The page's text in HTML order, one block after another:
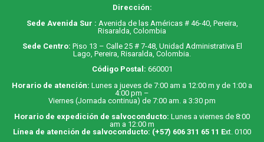
Dirección:
Sede Avenida Sur : Avenida de las Américas # 46-40, Pereira,
Risaralda, Colombia
Sede Centro: Piso 13 – Calle 25 # 7-48, Unidad Administrativa El
Lago, Pereira, Risaralda, Colombia.
Código Postal: 660001
Horario de atención: Lunes a jueves de 7:00 am a 12:00 m y de 1:00 a
4:00 pm –
Viernes (Jornada continua) de 7:00 am. a 3:30 pm
Horario de expedición de salvoconducto: Lunes a viernes de 8:00
am a 12:00 m
Línea de atención de salvoconducto: (+57) 606 311 65 11 Ext. 0100